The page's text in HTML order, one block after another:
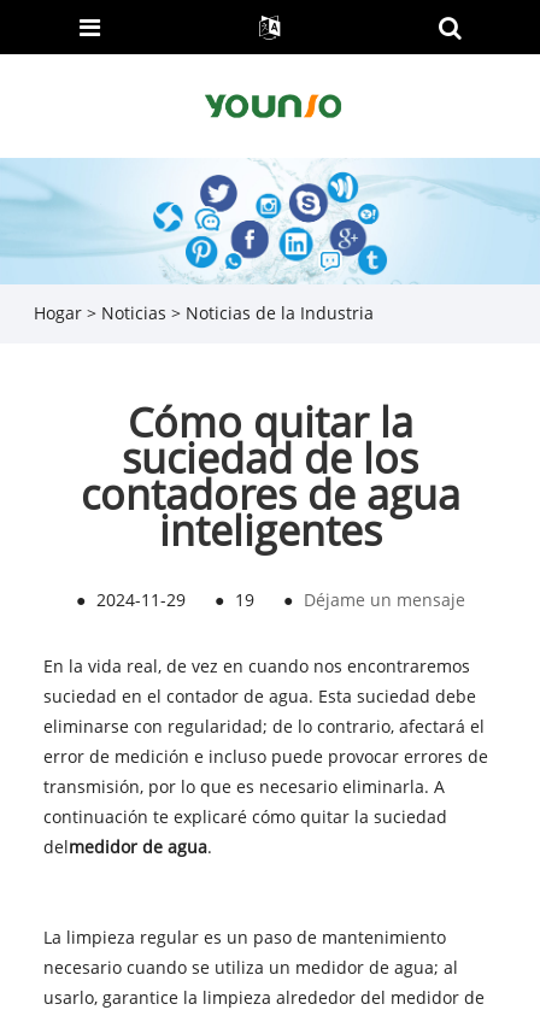
Hogar > Noticias > Noticias de la Industria
Cómo quitar la
suciedad de los
contadores de agua
inteligentes
● 2024-11-29 ● 19 ● Déjame un mensaje
En la vida real, de vez en cuando nos encontraremos
suciedad en el contador de agua. Esta suciedad debe
eliminarse con regularidad; de lo contrario, afectará el
error de medición e incluso puede provocar errores de
transmisión, por lo que es necesario eliminarla. A
continuación te explicaré cómo quitar la suciedad
delmedidor de agua.
La limpieza regular es un paso de mantenimiento
necesario cuando se utiliza un medidor de agua; al
usarlo, garantice la limpieza alrededor del medidor de